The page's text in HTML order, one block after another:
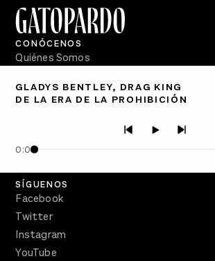
GLADYS BENTLEY, DRAG KING
DE LA ERA DE LA PROHIBICIÓN
0:00
CONÓCENOS
Quiénes Somos
PÓDCASTS
Crecer en Distopía
SÍGUENOS
Facebook
Twitter
Instagram
YouTube